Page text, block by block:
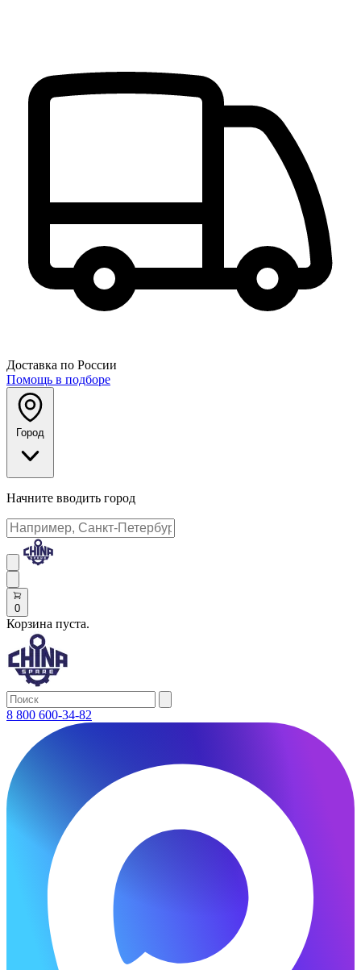
Доставка по России
Помощь в подборе
Город
Начните вводить город
0
Корзина пуста.
8 800 600-34-82